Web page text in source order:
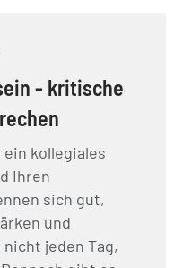
- kritische
kollegiales
Ihren
sich gut,
und
jeden Tag,